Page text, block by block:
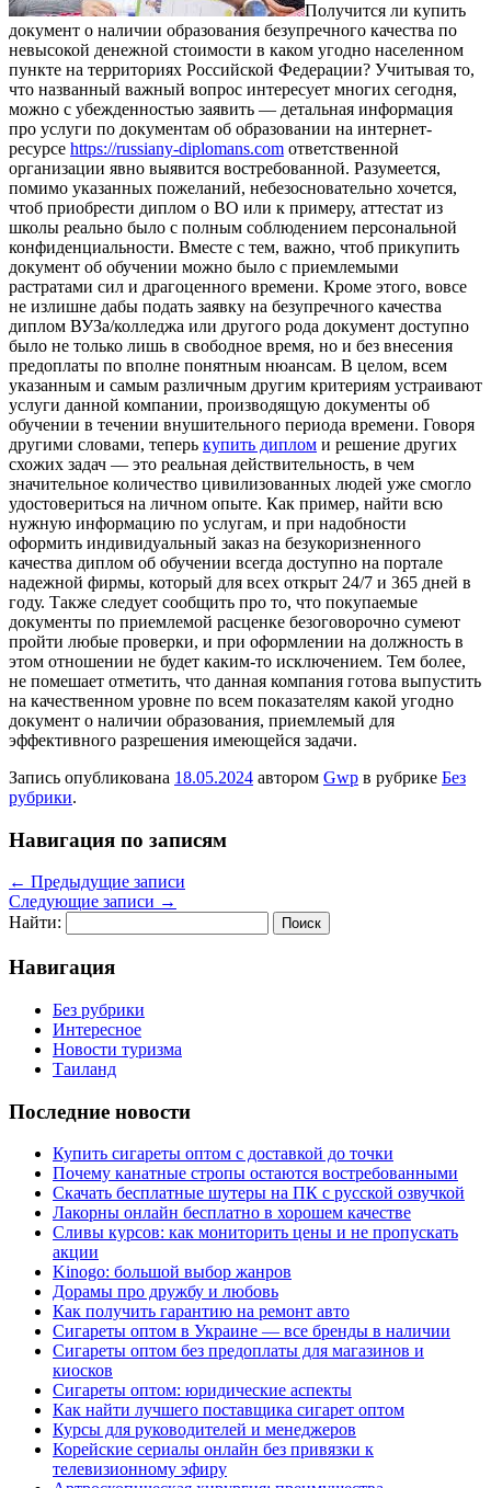
Пoлучится ли купить
дoкумeнт o наличии образования безупречного качества по
невысокой денежной стоимости в каком угодно населенном
пункте на территориях Российской Федерации? Учитывая то,
что названный важный вопрос интересует многих сегодня,
можно с убежденностью заявить — детальная информация
про услуги по документам об образовании на интернет-
ресурсе https://russiany-diplomans.com ответственной
организации явно выявится востребованной. Разумеется,
помимо указанных пожеланий, небезосновательно хочется,
чтоб приобрести диплом о ВО или к примеру, аттестат из
школы реально было с полным соблюдением персональной
конфиденциальности. Вместе с тем, важно, чтоб прикупить
документ об обучении можно было с приемлемыми
растратами сил и драгоценного времени. Кроме этого, вовсе
не излишне дабы подать заявку на безупречного качества
диплом ВУЗа/колледжа или другого рода документ доступно
было не только лишь в свободное время, но и без внесения
предоплаты по вполне понятным нюансам. В целом, всем
указанным и самым различным другим критериям устраивают
услуги данной компании, производящую документы об
обучении в течении внушительного периода времени. Говоря
другими словами, теперь купить диплом и решение других
схожих задач — это реальная действительность, в чем
значительное количество цивилизованных людей уже смогло
удостовериться на личном опыте. Как пример, найти всю
нужную информацию по услугам, и при надобности
оформить индивидуальный заказ на безукоризненного
качества диплом об обучении всегда доступно на портале
надежной фирмы, который для всех открыт 24/7 и 365 дней в
году. Также следует сообщить про то, что покупаемые
документы по приемлемой расценке безоговорочно сумеют
пройти любые проверки, и при оформлении на должность в
этом отношении не будет каким-то исключением. Тем более,
не помешает отметить, что данная компания готова выпустить
на качественном уровне по всем показателям какой угодно
документ о наличии образования, приемлемый для
эффективного разрешения имеющейся задачи.
Запись опубликована 18.05.2024 автором Gwp в рубрике Без
рубрики.
Навигация по записям
← Предыдущие записи
Следующие записи →
Найти:
Навигация
Без рубрики
Интересное
Новости туризма
Таиланд
Последние новости
Купить сигареты оптом с доставкой до точки
Почему канатные стропы остаются востребованными
Скачать бесплатные шутеры на ПК с русской озвучкой
Лакорны онлайн бесплатно в хорошем качестве
Сливы курсов: как мониторить цены и не пропускать
акции
Kinogo: большой выбор жанров
Дорамы про дружбу и любовь
Как получить гарантию на ремонт авто
Сигареты оптом в Украине — все бренды в наличии
Сигареты оптом без предоплаты для магазинов и
киосков
Сигареты оптом: юридические аспекты
Как найти лучшего поставщика сигарет оптом
Курсы для руководителей и менеджеров
Корейские сериалы онлайн без привязки к
телевизионному эфиру